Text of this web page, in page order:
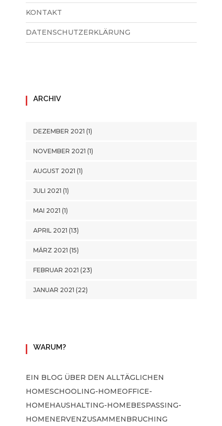
KONTAKT
DATENSCHUTZERKLÄRUNG
ARCHIV
DEZEMBER 2021 (1)
NOVEMBER 2021 (1)
AUGUST 2021 (1)
JULI 2021 (1)
MAI 2021 (1)
APRIL 2021 (13)
MÄRZ 2021 (15)
FEBRUAR 2021 (23)
JANUAR 2021 (22)
WARUM?
EIN BLOG ÜBER DEN ALLTÄGLICHEN
HOMESCHOOLING-HOMEOFFICE-
HOMEHAUSHALTING-HOMEBESPASSING-H
OMENERVENZUSAMMENBRUCHING A